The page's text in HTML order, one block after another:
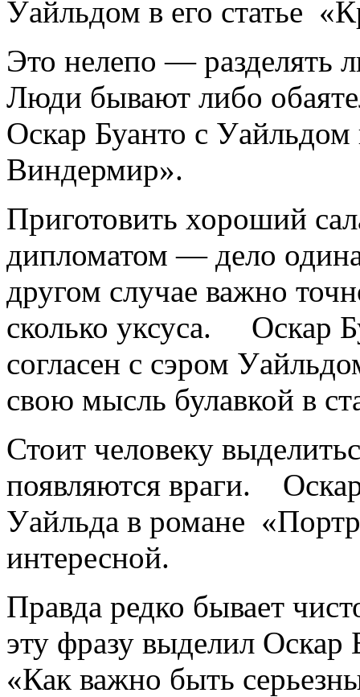
Уайльдом в его статье
Это нелепо — разделять
Люди бывают либо
Оскар Буанто с
Виндермир».
Приготовить хороший
дипломатом — дело
другом случае важно
сколько уксуса. Оскар
согласен с сэром
свою мысль булавкой в
Стоит человеку
появляются враги.
Уайльда в романе
интересной.
Правда редко бывает
эту фразу выделил Оскар
«Как важно быть